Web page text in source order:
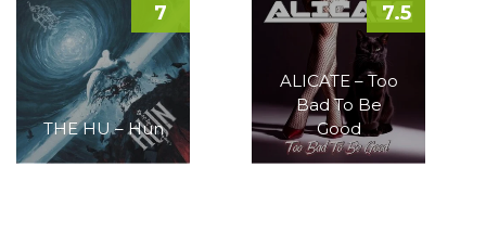
THE HU – Hun
7
ALICATE – Too
Bad To Be
Good
7.5